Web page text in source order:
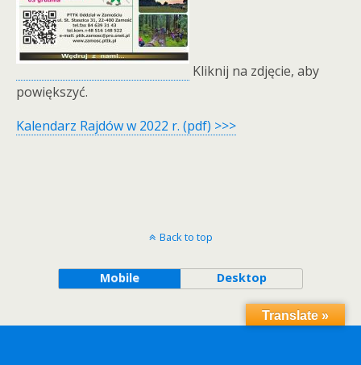
Kliknij na zdjęcie, aby
powiększyć.
Kalendarz Rajdów w 2022 r. (pdf) >>>
Back to top
Mobile Desktop
Translate »